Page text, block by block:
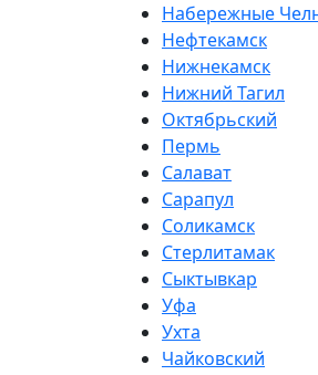
Набережные
Нефтекамск
Нижнекамск
Нижний Тагил
Октябрьский
Пермь
Салават
Сарапул
Соликамск
Стерлитамак
Сыктывкар
Уфа
Ухта
Чайковский